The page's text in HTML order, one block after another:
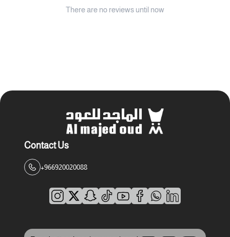
There are no reviews until now
Contact Us
+966920020088